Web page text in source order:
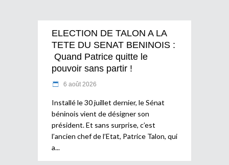
ELECTION DE TALON A LA
TETE DU SENAT BENINOIS :
Quand Patrice quitte le
pouvoir sans partir !
6 août 2026
Installé le 30 juillet dernier, le Sénat
béninois vient de désigner son
président. Et sans surprise, c’est
l’ancien chef de l’Etat, Patrice Talon, qui
a